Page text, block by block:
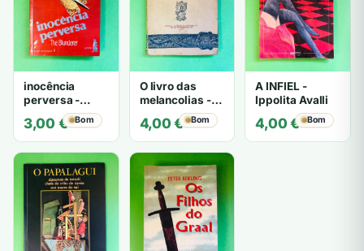
inocência
perversa -
PATRICIA
HIGHSMITH
3,00 € Bom
O livro das
melancolias -
Mantegazza
4,00€ Bom
A INFIEL -
Ippolita Avalli
4,00€ Bom